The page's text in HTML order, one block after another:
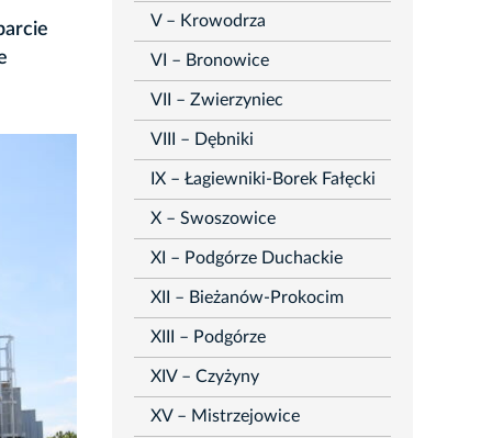
V – Krowodrza
VI – Bronowice
VII – Zwierzyniec
VIII – Dębniki
IX – Łagiewniki-Borek Fałęcki
X – Swoszowice
XI – Podgórze Duchackie
XII – Bieżanów-Prokocim
XIII – Podgórze
XIV – Czyżyny
XV – Mistrzejowice